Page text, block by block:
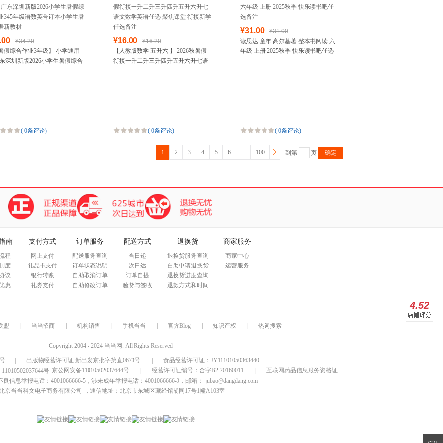
¥34.20
假综合作业3年级】 小学通用
深圳新版2026小学生暑假综合
( 0条评论)
¥16.00
¥16.20
【人教版数学 五升六 】 2026秋暑假
衔接一升二升三升四升五升六升七语
( 0条评论)
¥31.00
¥31.00
读思达 童年 高尔基著 整本书阅读 六
年级 上册 2025秋季 快乐读书吧任选
( 0条评论)
到第 页 确定
1 2 3 4 5 6 ... 100
4.52
南
程
度
议
惠
支付方式
网上支付
礼品卡支付
银行转账
礼券支付
订单服务
配送服务查询
订单状态说明
自助取消订单
自助修改订单
配送方式
当日递
次日达
订单自提
验货与签收
退换货
退换货服务查询
自助申请退换货
退换货进度查询
退款方式和时间
商家服务
商家中心
运营服务
盟 当当招商 机构销售 手机当当 官方Blog 知识产权 热词搜索
Copyright 2004 - 2024 当当网. All Rights Reserved
出版物经营许可证 新出发京批字第直0673号
食品经营许可证：JY11101050363440
京公网安备11010502037644号 经营许可证编号：合字B2-20160011
互联网药品信息服务资格证
信息举报电话：4001066666-5，涉未成年举报电话：4001066666-9，邮箱：
jubao@dangdang.com
京当当科文电子商务有限公司
，通信地址：北京市东城区藏经馆胡同17号1幢A103室